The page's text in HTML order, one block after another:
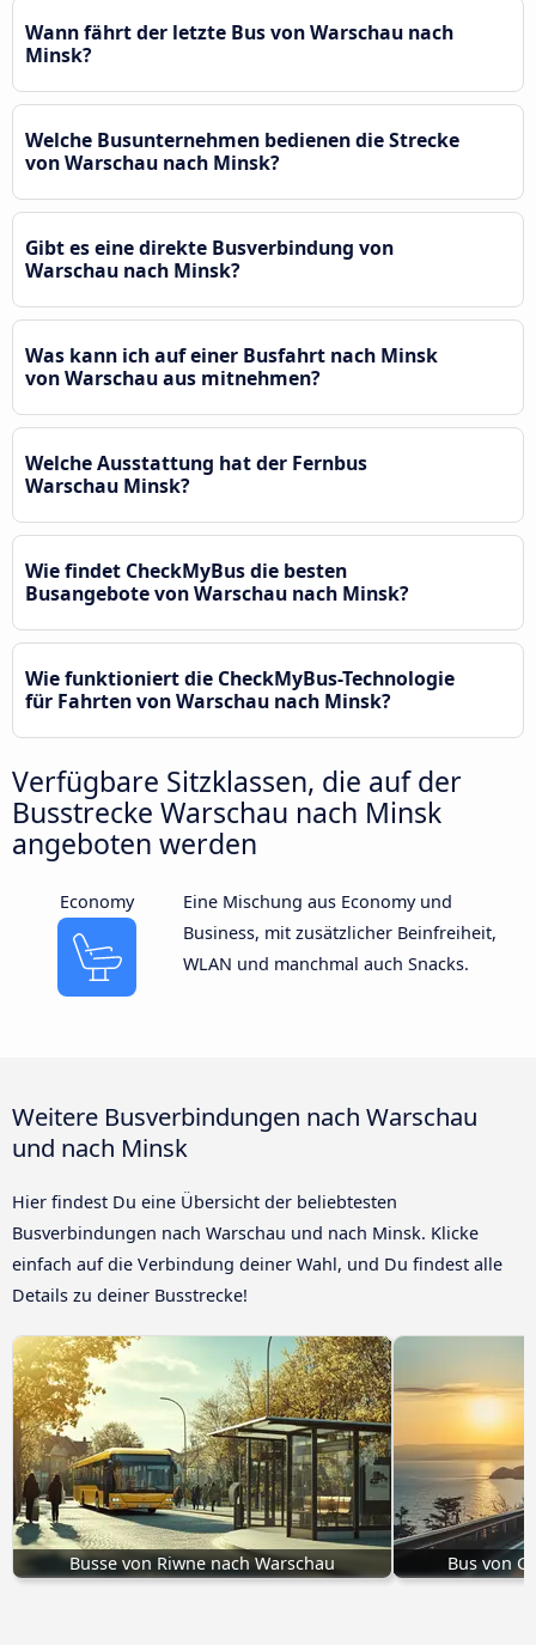
Wann fährt der letzte Bus von Warschau nach
Minsk?
Welche Busunternehmen bedienen die Strecke
von Warschau nach Minsk?
Gibt es eine direkte Busverbindung von
Warschau nach Minsk?
Was kann ich auf einer Busfahrt nach Minsk
von Warschau aus mitnehmen?
Welche Ausstattung hat der Fernbus
Warschau Minsk?
Wie findet CheckMyBus die besten
Busangebote von Warschau nach Minsk?
Wie funktioniert die CheckMyBus-Technologie
für Fahrten von Warschau nach Minsk?
Verfügbare Sitzklassen, die auf der
Busstrecke Warschau nach Minsk
angeboten werden
Economy
Eine Mischung aus Economy und
Business, mit zusätzlicher Beinfreiheit,
WLAN und manchmal auch Snacks.
Weitere Busverbindungen nach Warschau
und nach Minsk
Hier findest Du eine Übersicht der beliebtesten
Busverbindungen nach Warschau und nach Minsk. Klicke
einfach auf die Verbindung deiner Wahl, und Du findest alle
Details zu deiner Busstrecke!
Busse von Riwne nach Warschau Bus von